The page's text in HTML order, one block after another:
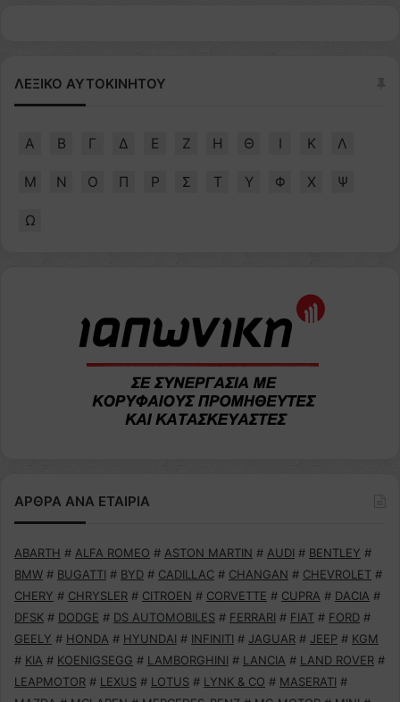
ΛΕΞΙΚΟ ΑΥΤΟΚΙΝΗΤΟΥ
Α Β Γ Δ Ε Ζ Η Θ Ι Κ Λ
Μ Ν Ο Π Ρ Σ Τ Υ Φ Χ Ψ
Ω
ΑΡΘΡΑ ΑΝΑ ΕΤΑΙΡΙΑ
ABARTH # ALFA ROMEO # ASTON MARTIN # AUDI # BENTLEY #
BMW # BUGATTI # BYD # CADILLAC # CHANGAN # CHEVROLET #
CHERY # CHRYSLER # CITROEN # CORVETTE # CUPRA # DACIA #
DFSK # DODGE # DS AUTOMOBILES # FERRARI # FIAT # FORD #
GEELY # HONDA # HYUNDAI # INFINITI # JAGUAR # JEEP # KGM
# KIA # KOENIGSEGG # LAMBORGHINI # LANCIA # LAND ROVER #
LEAPMOTOR # LEXUS # LOTUS # LYNK & CO # MASERATI #